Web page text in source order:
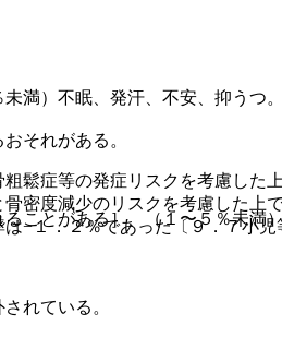
それがある。
鬆症等の発症リスクを考慮した
密度減少のリスクを考慮した上
−１．２％であった〔９．７小
れている。
満）不眠、発汗、不安、抑うつ。
ことがある］、（１〜５％未満